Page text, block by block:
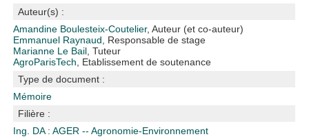
Auteur(s) :
Amandine Boulesteix-Coutelier, Auteur (et co-auteur)
Emmanuel Raynaud , Responsable de stage
Marianne Le Bail , Tuteur
AgroParisTech , Etablissement de soutenance
Type de document :
Mémoire
Filière :
Ing. DA : AGER -- Agronomie-Environnement